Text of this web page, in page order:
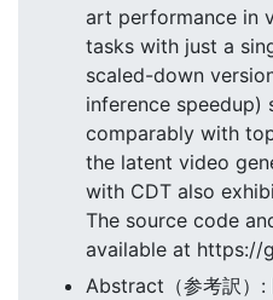
art performance in
tasks with just a
scaled-down
inference speedup)
comparably with
the latent video
with CDT also
The source code
available at https://
Abstract（参考訳）: